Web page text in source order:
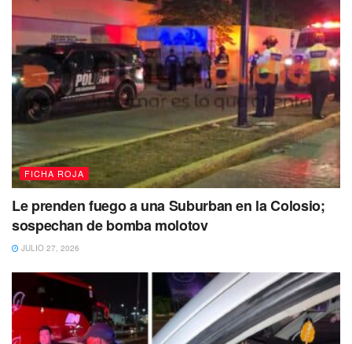
FICHA ROJA
Le prenden fuego a una Suburban en la Colosio;
sospechan de bomba molotov
JULIO 27, 2026